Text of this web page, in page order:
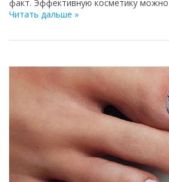
факт. Эффективную косметику можно
Читать дальше »